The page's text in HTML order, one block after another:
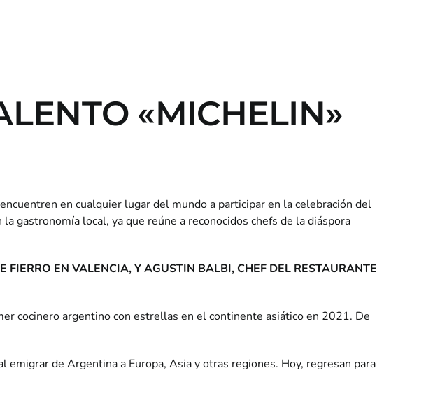
«MICHELIN»
en cualquier lugar del mundo a participar en la celebración del
gastronomía local, ya que reúne a reconocidos chefs de la diáspora
FIERRO EN VALENCIA, Y AGUSTIN BALBI, CHEF DEL RESTAURANTE
cocinero argentino con estrellas en el continente asiático en 2021. De
de Argentina a Europa, Asia y otras regiones. Hoy, regresan para